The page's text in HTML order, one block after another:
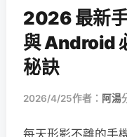
2026 最新
與 Android
秘訣
2026/4/25作者： 阿湯